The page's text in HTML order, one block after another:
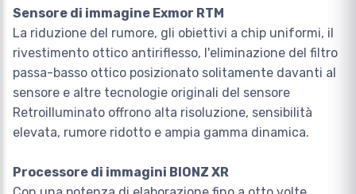
Sensore di immagine Exmor RTM
La riduzione del rumore, gli obiettivi a chip uniformi, il
rivestimento ottico antiriflesso, l'eliminazione del filtro
passa-basso ottico posizionato solitamente davanti al
sensore e altre tecnologie originali del sensore
Retroilluminato offrono alta risoluzione, sensibilità
elevata, rumore ridotto e ampia gamma dinamica.
Processore di immagini BIONZ XR